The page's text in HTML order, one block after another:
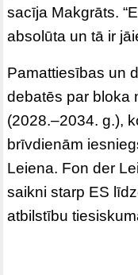
sacīja Makgrāts.
absolūta un tā ir
Pamattiesības un
debatēs par bloka
(2028.–2034. g.),
brīvdienām
Leiena. Fon der
saikni starp ES
atbilstību